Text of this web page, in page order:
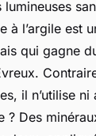
à l’argile est
qui gagne
il n’utilise ni
? Des